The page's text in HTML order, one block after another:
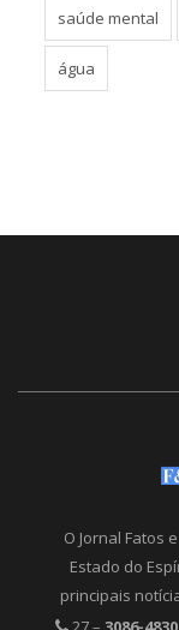
saúde mental
água
O Jornal Fatos
Estado do
principais